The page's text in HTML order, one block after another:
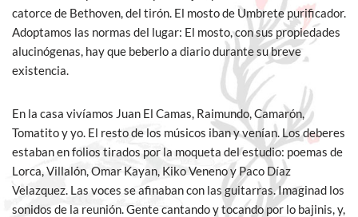
catorce de Bethoven, del tirón. El mosto de Umbrete purificador.
Adoptamos las normas del lugar: El mosto, con sus propiedades
alucinógenas, hay que beberlo a diario durante su breve
existencia.
En la casa vivíamos Juan El Camas, Raimundo, Camarón,
Tomatito y yo. El resto de los músicos iban y venían. Los deberes
estaban en folios tirados por la moqueta del estudio: poemas de
Lorca, Villalón, Omar Kayan, Kiko Veneno y Paco Díaz
Velazquez. Las voces se afinaban con las guitarras. Imaginad los
sonidos de la reunión. Gente cantando y tocando por lo bajinis, y,